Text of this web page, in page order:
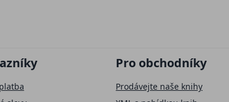
Pro obchodníky
Prodávejte naše knihy